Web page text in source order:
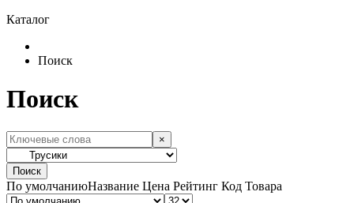
Каталог
Поиск
Поиск
×
Поиск
По умолчаниюНазвание Цена Рейтинг Код Товара